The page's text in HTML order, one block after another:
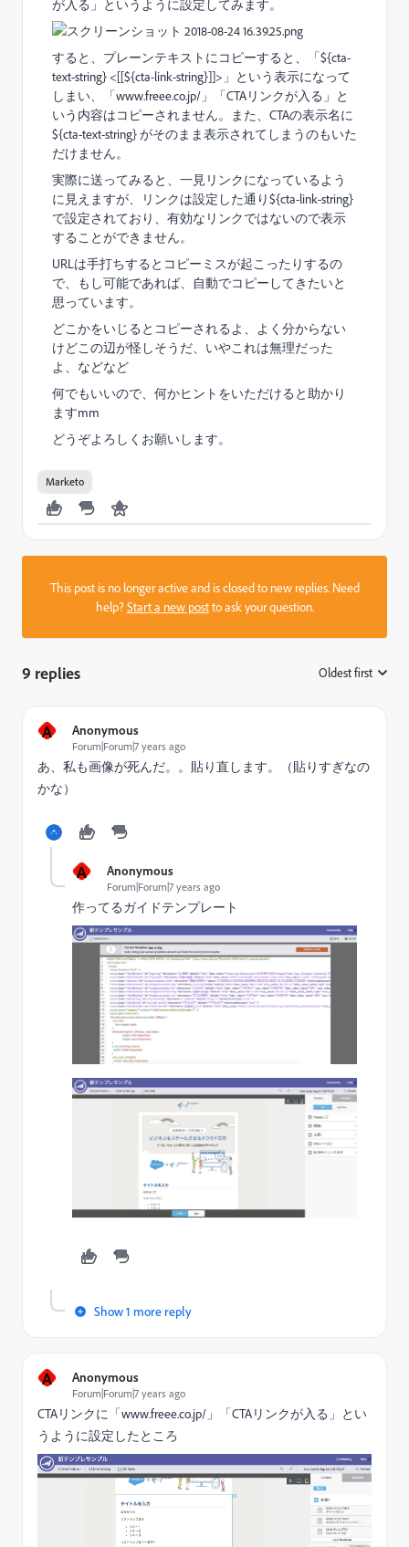
が入る」というように設定してみます。
すると、プレーンテキストにコピーすると、「${cta-
text-string} <[[${cta-link-string}]]>」という表示になって
しまい、「www.freee.co.jp/」「CTAリンクが入る」と
いう内容はコピーされません。また、CTAの表示名に
${cta-text-string} がそのまま表示されてしまうのもいた
だけません。
実際に送ってみると、一見リンクになっているよう
に見えますが、リンクは設定した通り${cta-link-string}
で設定されており、有効なリンクではないので表示
することができません。
URLは手打ちするとコピーミスが起こったりするの
で、もし可能であれば、自動でコピーしてきたいと
思っています。
どこかをいじるとコピーされるよ、よく分からない
けどこの辺が怪しそうだ、いやこれは無理だった
よ、などなど
何でもいいので、何かヒントをいただけると助かり
ますmm
どうぞよろしくお願いします。
Marketo
This post is no longer active and is closed to new replies. Need
help?Start a new postto ask your question.
9 replies Oldest first
A Anonymous
Forum|Forum|7 years ago
あ、私も画像が死んだ。。貼り直します。（貼りすぎなの
かな）
A Anonymous
Forum|Forum|7 years ago
作ってるガイドテンプレート
Show 1 more reply
A Anonymous
Forum|Forum|7 years ago
CTAリンクに「www.freee.co.jp/」「CTAリンクが入る」とい
うように設定したところ